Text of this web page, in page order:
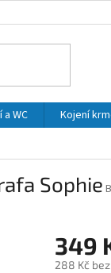
a WC Kojení
Sophie
349
288 Kč bez